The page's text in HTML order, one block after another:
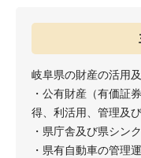
岐阜県の財産の活用
・公有財産（有価証
得、利活用、管理及
・県庁舎及び県シン
・県有自動車の管理